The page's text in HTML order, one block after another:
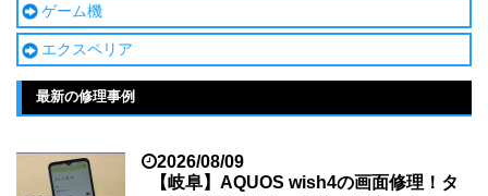
ゲーム機
エクスペリア
最新の修理事例
2026/08/09
【岐阜】AQUOS wish4の画面修理！タ